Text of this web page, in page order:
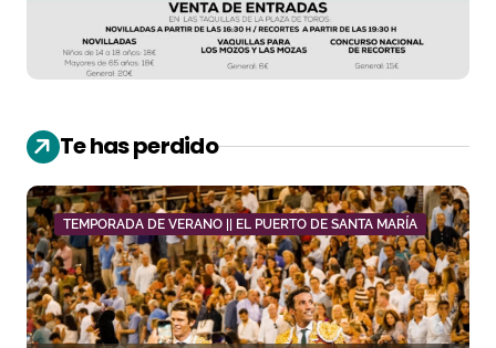
Te has perdido
TEMPORADA DE VERANO || EL PUERTO DE SANTA MARÍA